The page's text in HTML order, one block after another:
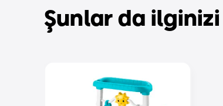
Şunlar da ilginizi